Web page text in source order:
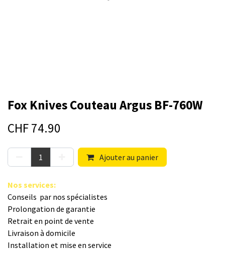
Fox Knives Couteau Argus BF-760W
CHF74.90
Ajouter au panier
Nos s​ervices:
Conseils par nos spé​cialistes
Prolongation de garantie
Retrait en point de vente
Livraison à domicile
Installation et mise en service